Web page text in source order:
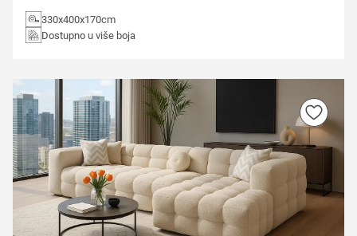
330x400x170cm
Dostupno u više boja